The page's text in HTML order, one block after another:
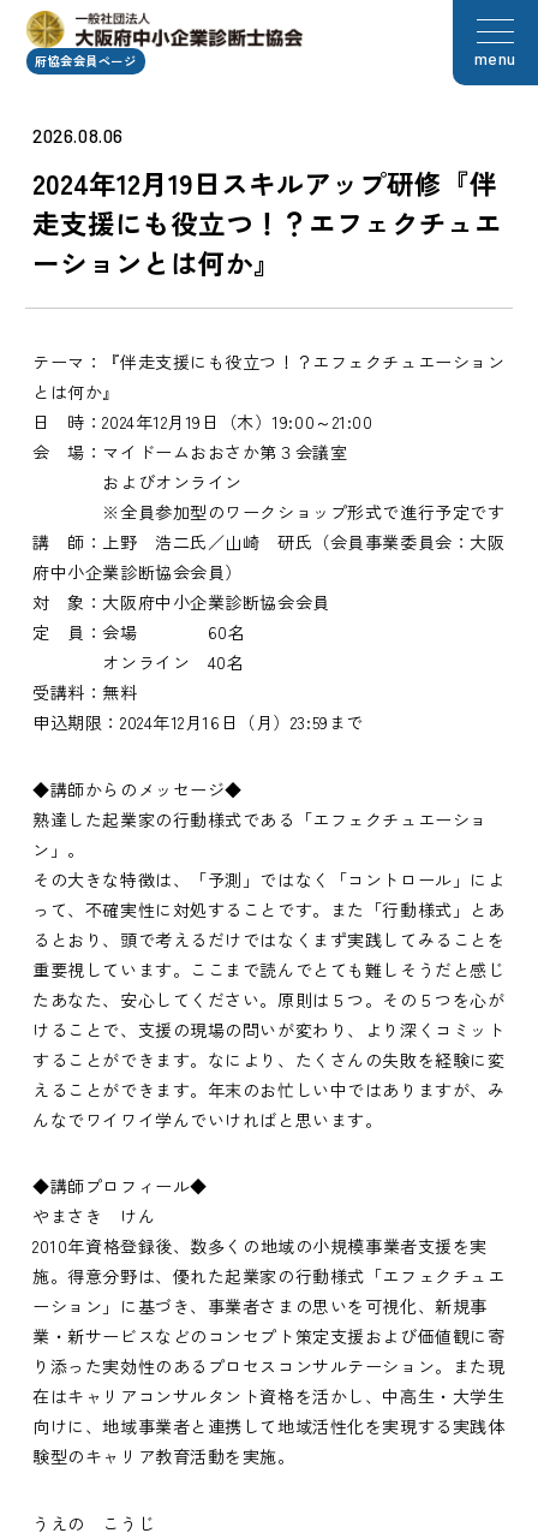
府協会会員ページ menu
2026.08.06
2024年12月19日スキルアップ研修『伴
走支援にも役立つ！？エフェクチュエ
ーションとは何か』
テーマ：『伴走支援にも役立つ！？エフェクチュエーション
とは何か』
日 時：2024年12月19日（木）19:00～21:00
会 場：マイドームおおさか第３会議室
およびオンライン
※全員参加型のワークショップ形式で進行予定です
講 師：上野 浩二氏／山崎 研氏（会員事業委員会：大阪
府中小企業診断協会会員）
対 象：大阪府中小企業診断協会会員
定 員：会場 60名
オンライン 40名
受講料：無料
申込期限：2024年12月16日（月）23:59まで
◆講師からのメッセージ◆
熟達した起業家の行動様式である「エフェクチュエーショ
ン」。
その大きな特徴は、「予測」ではなく「コントロール」によ
って、不確実性に対処することです。また「行動様式」とあ
るとおり、頭で考えるだけではなくまず実践してみることを
重要視しています。ここまで読んでとても難しそうだと感じ
たあなた、安心してください。原則は５つ。その５つを心が
けることで、支援の現場の問いが変わり、より深くコミット
することができます。なにより、たくさんの失敗を経験に変
えることができます。年末のお忙しい中ではありますが、み
んなでワイワイ学んでいければと思います。
◆講師プロフィール◆
やまさき けん
2010年資格登録後、数多くの地域の小規模事業者支援を実
施。得意分野は、優れた起業家の行動様式「エフェクチュエ
ーション」に基づき、事業者さまの思いを可視化、新規事
業・新サービスなどのコンセプト策定支援および価値観に寄
り添った実効性のあるプロセスコンサルテーション。また現
在はキャリアコンサルタント資格を活かし、中高生・大学生
向けに、地域事業者と連携して地域活性化を実現する実践体
験型のキャリア教育活動を実施。
うえの こうじ